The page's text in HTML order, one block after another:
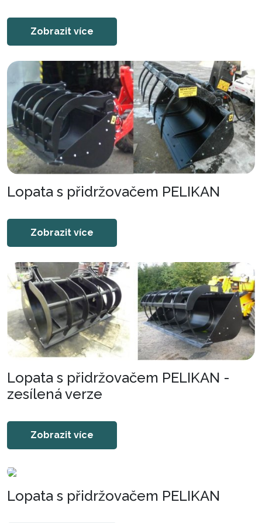
Zobrazit více
Lopata s přidržovačem PELIKAN
Zobrazit více
Lopata s přidržovačem PELIKAN -
zesílená verze
Zobrazit více
Lopata s přidržovačem PELIKAN